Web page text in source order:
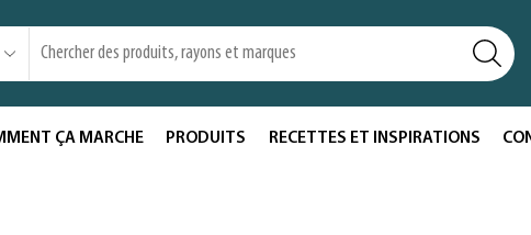
ÇA MARCHE PRODUITS RECETTES ET INSPIRATIONS